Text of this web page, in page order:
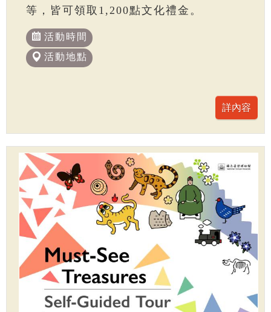
等，皆可領取1,200點文化禮金。
活動時間
活動地點